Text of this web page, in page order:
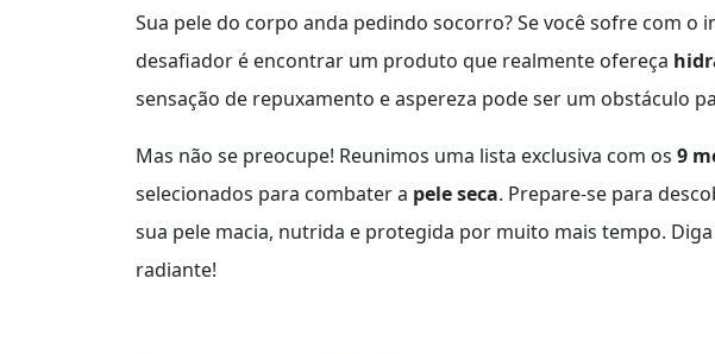
Sua pele do corpo anda pedindo socorro? Se você sofre com o
desafiador é encontrar um produto que realmente ofereça
sensação de repuxamento e aspereza pode ser um obstáculo
Mas não se preocupe! Reunimos uma lista exclusiva com os 9
selecionados para combater a pele seca. Prepare-se para
sua pele macia, nutrida e protegida por muito mais tempo.
radiante!